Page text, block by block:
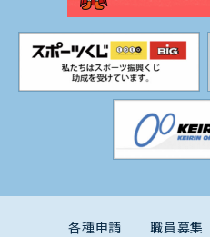
各種申請 職員募集